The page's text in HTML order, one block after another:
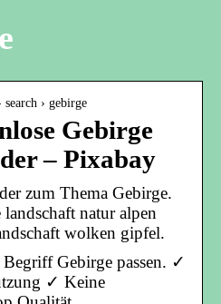
› gebirge
Gebirge
– Pixabay
zum Thema Gebirge.
natur alpen
wolken gipfel.
Gebirge passen. ✓
✓ Keine